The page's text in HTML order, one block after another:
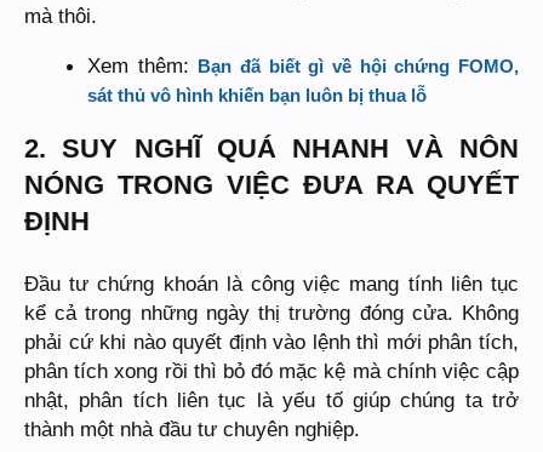
mà thôi.
Xem thêm: Bạn đã biết gì về hội chứng FOMO,
sát thủ vô hình khiến bạn luôn bị thua lỗ
2. SUY NGHĨ QUÁ NHANH VÀ NÔN
NÓNG TRONG VIỆC ĐƯA RA QUYẾT
ĐỊNH
Đầu tư chứng khoán là công việc mang tính liên tục
kể cả trong những ngày thị trường đóng cửa. Không
phải cứ khi nào quyết định vào lệnh thì mới phân tích,
phân tích xong rồi thì bỏ đó mặc kệ mà chính việc cập
nhật, phân tích liên tục là yếu tố giúp chúng ta trở
thành một nhà đầu tư chuyên nghiệp.